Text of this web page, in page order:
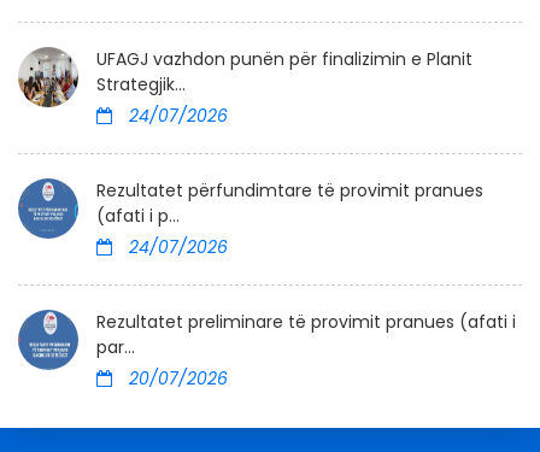
UFAGJ vazhdon punën për finalizimin e Planit
Strategjik...
24/07/2026
Rezultatet përfundimtare të provimit pranues
(afati i p...
24/07/2026
Rezultatet preliminare të provimit pranues (afati i
par...
20/07/2026